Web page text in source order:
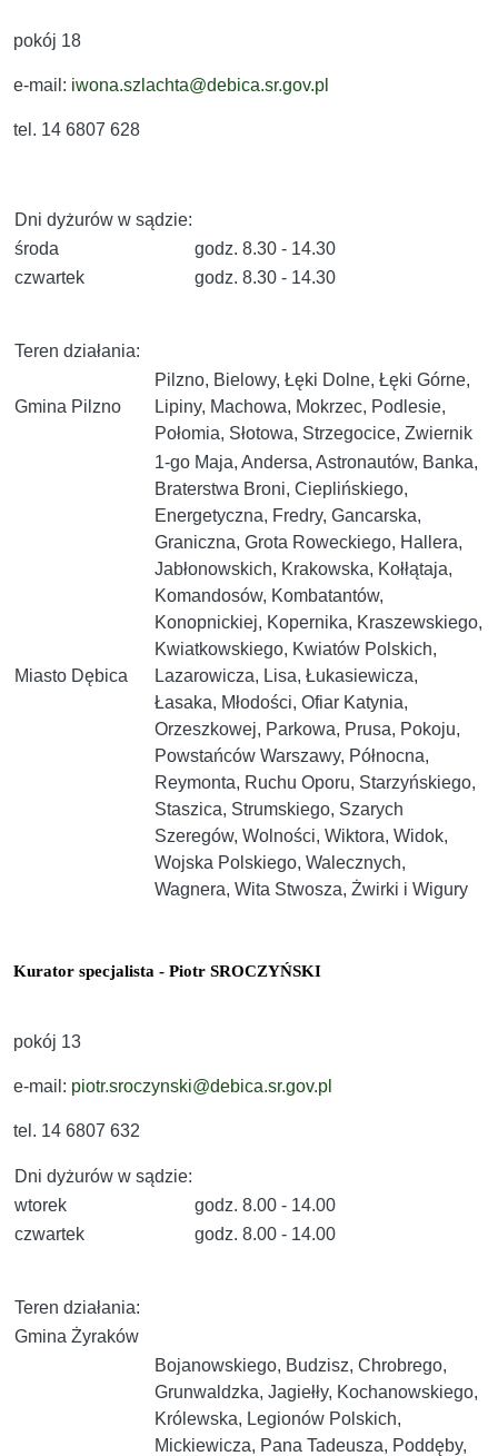
pokój 18
e-mail: iwona.szlachta@debica.sr.gov.pl
tel. 14 6807 628
Dni dyżurów w sądzie:
środa
godz. 8.30 - 14.30
czwartek
godz. 8.30 - 14.30
Teren działania:
Gmina Pilzno
Pilzno, Bielowy, Łęki Dolne, Łęki Górne,
Lipiny, Machowa, Mokrzec, Podlesie,
Połomia, Słotowa, Strzegocice, Zwiernik
Miasto Dębica
1-go Maja, Andersa, Astronautów, Banka,
Braterstwa Broni, Cieplińskiego,
Energetyczna, Fredry, Gancarska,
Graniczna, Grota Roweckiego, Hallera,
Jabłonowskich, Krakowska, Kołłątaja,
Komandosów, Kombatantów,
Konopnickiej, Kopernika, Kraszewskiego,
Kwiatkowskiego, Kwiatów Polskich,
Lazarowicza, Lisa, Łukasiewicza,
Łasaka, Młodości, Ofiar Katynia,
Orzeszkowej, Parkowa, Prusa, Pokoju,
Powstańców Warszawy, Północna,
Reymonta, Ruchu Oporu, Starzyńskiego,
Staszica, Strumskiego, Szarych
Szeregów, Wolności, Wiktora, Widok,
Wojska Polskiego, Walecznych,
Wagnera, Wita Stwosza, Żwirki i Wigury
Kurator specjalista - Piotr SROCZYŃSKI
pokój 13
e-mail: piotr.sroczynski@debica.sr.gov.pl
tel. 14 6807 632
Dni dyżurów w sądzie:
wtorek
godz. 8.00 - 14.00
czwartek
godz. 8.00 - 14.00
Teren działania:
Gmina Żyraków
Bojanowskiego, Budzisz, Chrobrego,
Grunwaldzka, Jagiełły, Kochanowskiego,
Królewska, Legionów Polskich,
Mickiewicza, Pana Tadeusza, Poddęby,